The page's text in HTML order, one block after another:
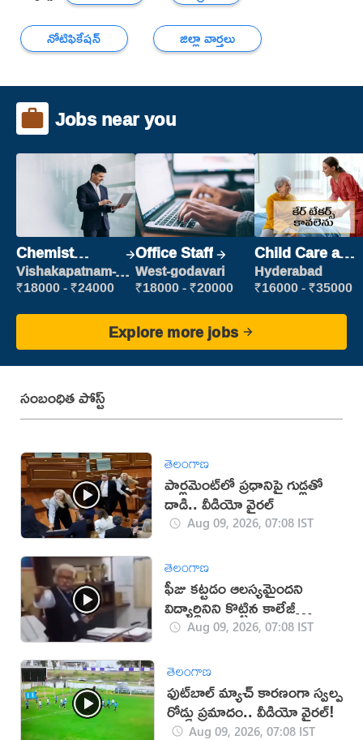
నోటిఫికేషన్
జిల్లా వార్తలు
Jobs near you
Chemist
Production
Executive
Vishakapatnam-
new
₹18000 - ₹24000
Office Staff
West-godavari
₹18000 - ₹20000
Child Care and
Patient care
Hyderabad
₹16000 - ₹35000
Explore more jobs
సంబంధిత పోస్ట్
తెలంగాణ
పార్లమెంట్‌లో ప్రధానిపై గుడ్లతో
దాడి.. వీడియో వైరల్
Aug 09, 2026, 07:08 IST
తెలంగాణ
ఫీజు కట్టడం ఆలస్యమైందని
విద్యార్థినిని కొట్టిన కాలేజీ
యాజమాన్యం!(వీడియో)
Aug 09, 2026, 07:08 IST
తెలంగాణ
ఫుట్‌బాల్ మ్యాచ్‌ కారణంగా స్వల్ప
రోడ్డు ప్రమాదం.. వీడియో వైరల్!
Aug 09, 2026, 07:08 IST